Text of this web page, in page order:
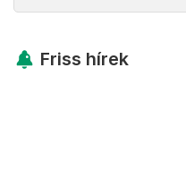
Friss hírek